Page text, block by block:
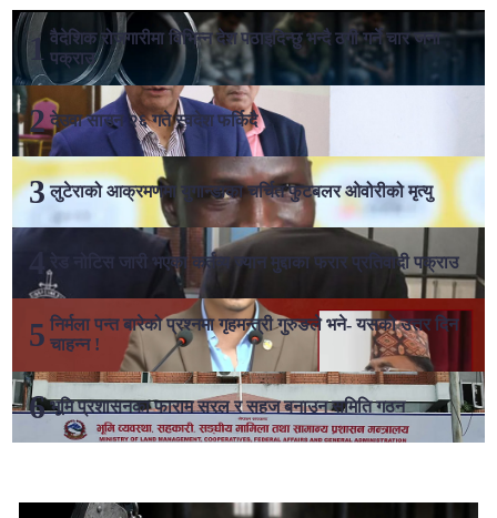
वैदेशिक रोजगारीमा विभिन्न देश पठाइदिन्छु भन्दै ठगी गर्ने चार जना
पक्राउ
देउवा साउन २६ गते स्वदेश फर्किदै
लुटेराको आक्रमणमा युगान्डाका चर्चित फुटबलर ओवोरीको मृत्यु
रेड नोटिस जारी भएका कर्तव्य ज्यान मुद्दाका फरार प्रतिवादी पक्राउ
निर्मला पन्त बारेको प्रश्नमा गृहमन्त्री गुरुङले भने- यसको उत्तर दिन
चाहन्न !
भूमि प्रशासनका फाराम सरल र सहज बनाउन समिति गठन